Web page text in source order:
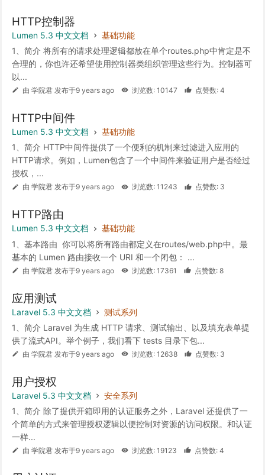
HTTP控制器
Lumen 5.3 中文文档
基础功能
1、简介 将所有的请求处理逻辑都放在单个routes.php中肯定是不
合理的，你也许还希望使用控制器类组织管理这些行为。控制器可
以...
由 学院君 发布于9 years ago 浏览数: 10147 点赞数: 4
HTTP中间件
Lumen 5.3 中文文档
基础功能
1、简介 HTTP中间件提供了一个便利的机制来过滤进入应用的
HTTP请求。例如，Lumen包含了一个中间件来验证用户是否经过
授权，...
由 学院君 发布于9 years ago 浏览数: 11243 点赞数: 3
HTTP路由
Lumen 5.3 中文文档
基础功能
1、基本路由 你可以将所有路由都定义在routes/web.php中。最
基本的 Lumen 路由接收一个 URI 和一个闭包： ...
由 学院君 发布于9 years ago 浏览数: 17361 点赞数: 8
应用测试
Laravel 5.3 中文文档
测试系列
1、简介 Laravel 为生成 HTTP 请求、测试输出、以及填充表单提
供了流式API。举个例子，我们看下 tests 目录下包...
由 学院君 发布于9 years ago 浏览数: 12638 点赞数: 3
用户授权
Laravel 5.3 中文文档
安全系列
1、简介 除了提供开箱即用的认证服务之外，Laravel 还提供了一
个简单的方式来管理授权逻辑以便控制对资源的访问权限。和认证
一样...
由 学院君 发布于9 years ago 浏览数: 19123 点赞数: 4